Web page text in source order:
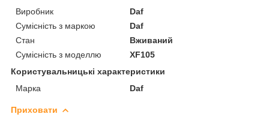
Виробник
Daf
Сумісність з маркою
Daf
Стан
Вживаний
Сумісність з моделлю
XF105
Користувальницькі характеристики
Марка
Daf
Приховати